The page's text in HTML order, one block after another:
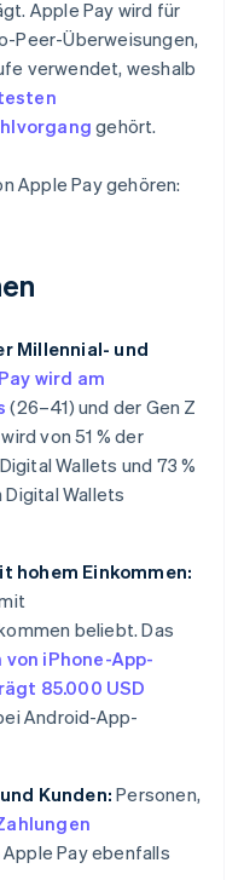
Apple Pay wird für
Peer-Überweisungen,
verwendet, weshalb
gehört.
Apple Pay gehören:
Millennial- und
wird am
(26–41) und der Gen Z
von 51 % der
Wallets und 73 %
Wallets
hohem Einkommen:
beliebt. Das
iPhone-App-
85.000 USD
Android-App-
Kunden: Personen,
Pay ebenfalls